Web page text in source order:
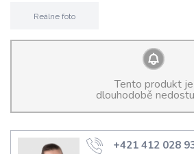
Reálne foto
Tento produkt je
dlouhodobě
+421 412 028